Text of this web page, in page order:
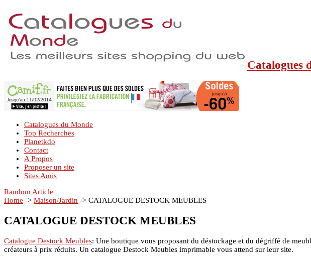
Catalogues
Catalogues du Monde
Top Recherches
Planetkdo
Contact
A Propos
Proposer un site
Sites Amis
Random Article
Home -> Maison/Jardin -> CATALOGUE DESTOCK MEUBLES
CATALOGUE DESTOCK MEUBLES
Catalogue Destock Meubles: Une boutique vous proposant du déstockage et du dégriffé de
créateurs à prix réduits. Un catalogue Destock Meubles imprimable vous attend sur leur site.